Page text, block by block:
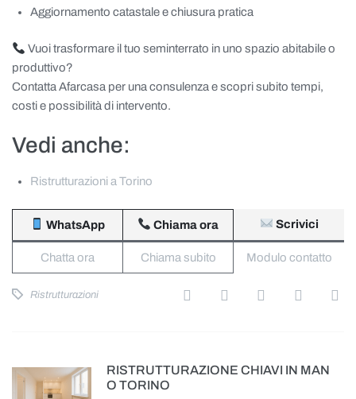
Aggiornamento catastale e chiusura pratica
Vuoi trasformare il tuo seminterrato in uno spazio abitabile o
produttivo?
Contatta Afarcasa per una consulenza e scopri subito tempi,
costi e possibilità di intervento.
Vedi anche:
Ristrutturazioni a Torino
WhatsApp Chiama ora Scrivici
Chatta ora Chiama subito Modulo contatto
Ristrutturazioni
RISTRUTTURAZIONE CHIAVI IN MAN
O TORINO